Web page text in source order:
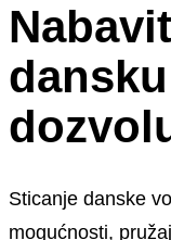
Sticanje danske
mogućnosti,